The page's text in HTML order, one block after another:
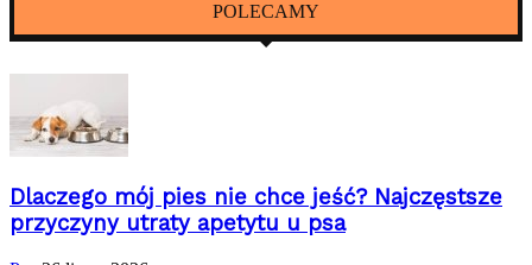
POLECAMY
Dlaczego mój pies nie chce jeść? Najczęstsze
przyczyny utraty apetytu u psa